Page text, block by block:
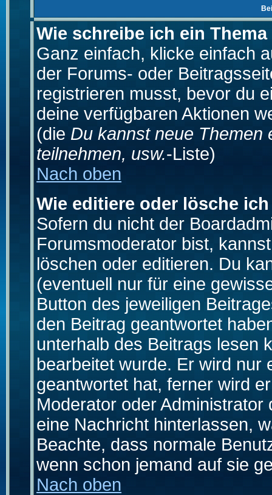
Wie schreibe ich ein
Ganz einfach, klicke einfach
der Forums- oder
registrieren musst, bevor du
deine verfügbaren Aktionen
(die Du kannst neue Themen
teilnehmen, usw.-Liste)
Nach oben
Wie editiere oder lösche
Sofern du nicht der
Forumsmoderator bist,
löschen oder editieren. Du
(eventuell nur für eine
Button des jeweiligen
den Beitrag geantwortet
unterhalb des Beitrags lesen
bearbeitet wurde. Er wird nur
geantwortet hat, ferner wird
Moderator oder
eine Nachricht hinterlassen,
Beachte, dass normale
wenn schon jemand auf sie
Nach oben